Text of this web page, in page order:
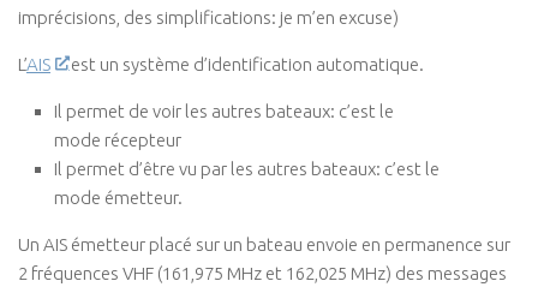
imprécisions, des simplifications: je m’en excuse)
L’AIS est un système d’identification automatique.
Il permet de voir les autres bateaux: c’est le
mode récepteur
Il permet d’être vu par les autres bateaux: c’est le
mode émetteur.
Un AIS émetteur placé sur un bateau envoie en permanence sur
2 fréquences VHF (161,975 MHz et 162,025 MHz) des messages